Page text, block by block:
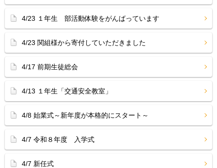
4/23 １年生 部活動体験をがんばっています
4/23 関組様から寄付していただきました
4/17 前期生徒総会
4/13 １年生「交通安全教室」
4/8 始業式～新年度が本格的にスタート～
4/7 令和８年度 入学式
4/7 新任式